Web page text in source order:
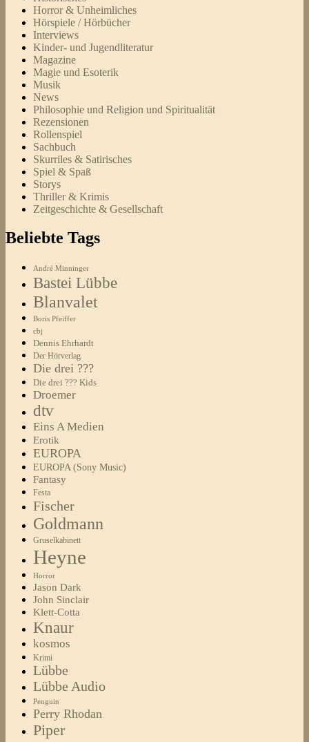
Horror & Unheimliches
Hörspiele / Hörbücher
Interviews
Kinder- und Jugendliteratur
Magazine
Magie und Esoterik
Musik
News
Philosophie und Religion und Spiritualität
Rezensionen
Rollenspiel
Sachbuch
Skurriles & Satirisches
Spiel & Spaß
Storys
Thriller & Krimis
Zeitgeschichte & Gesellschaft
Beliebte Tags
André Minninger
Bastei Lübbe
Blanvalet
Boris Pfeiffer
cbj
Dennis Ehrhardt
Der Hörverlag
Die drei ???
Die drei ??? Kids
Droemer
dtv
Eins A Medien
Erotik
EUROPA
EUROPA (Sony Music)
Fantasy
Festa
Fischer
Goldmann
Gruselkabinett
Heyne
Horror
Jason Dark
John Sinclair
Klett-Cotta
Knaur
kosmos
Krimi
Lübbe
Lübbe Audio
Penguin
Perry Rhodan
Piper